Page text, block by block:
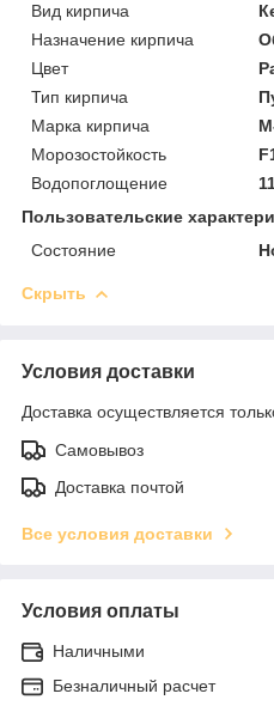
Вид кирпича
Назначение кирпича
Цвет
Тип кирпича
Марка кирпича
Морозостойкость
Водопоглощение
Пользовательские
Состояние
Скрыть
Условия доставки
Доставка осуществляется
Самовывоз
Доставка почтой
Все условия доставки
Условия оплаты
Наличными
Безналичный расчет